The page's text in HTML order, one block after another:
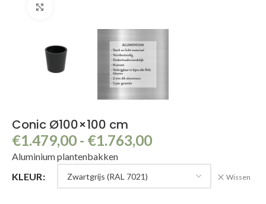
Conic Ø100×100 cm
€1.479,00 - €1.763,00
Aluminium plantenbakken
KLEUR
Wissen